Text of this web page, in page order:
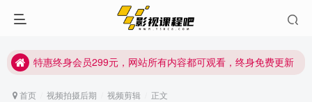
特惠终身会员299元，网站所有内容都可观看，终身免费更新
特惠终身会员299元，网站所有内容都可观看，终身免费更新
首页 视频拍摄后期 视频剪辑 正文